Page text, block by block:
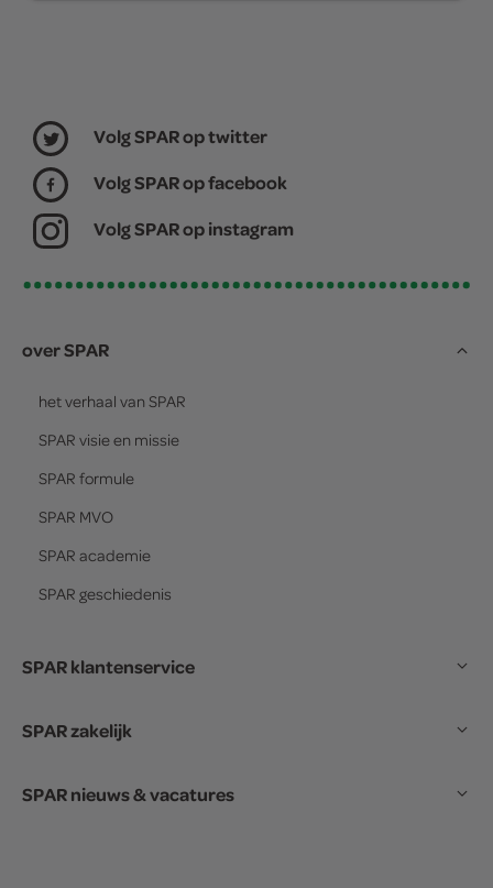
Volg SPAR op twitter
Volg SPAR op facebook
Volg SPAR op instagram
over SPAR
het verhaal van SPAR
SPAR visie en missie
SPAR formule
SPAR MVO
SPAR academie
SPAR geschiedenis
SPAR klantenservice
SPAR zakelijk
SPAR nieuws & vacatures